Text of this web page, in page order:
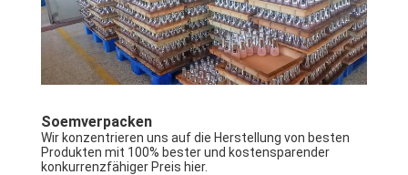
Soemverpacken
Wir konzentrieren uns auf die Herstellung von besten
Produkten mit 100% bester und kostensparender
konkurrenzfähiger Preis hier.